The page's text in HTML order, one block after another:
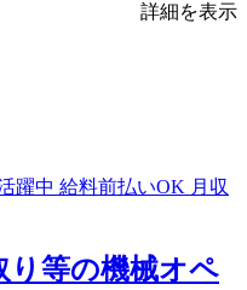
詳細を表示
り等の機械オペ